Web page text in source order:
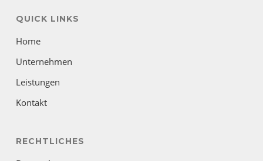
QUICK LINKS
Home
Unternehmen
Leistungen
Kontakt
RECHTLICHES